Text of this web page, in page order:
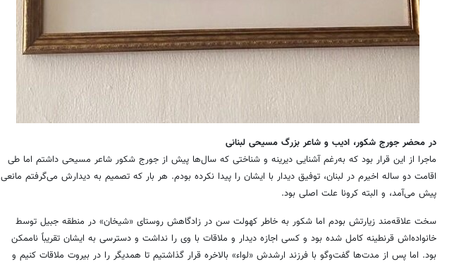
در محضر جورج شکور، ادیب و شاعر بزرگ مسیحی لبنانی
ماجرا از این قرار بود که به‌رغم آشنایی دیرینه و شناختی که سال‌ها پیش از جورج شکور شاعر مسیحی داشتم اما طی
اقامت دو ساله اخیرم در لبنان، توفیق دیدار با ایشان را پیدا نکرده بودم. هر بار که تصمیم به دیدارش می‌گرفتم مانعی
پیش می‌آمد، و البته کرونا علت اصلی بود.
سخت علاقه‌مند زیارتش بودم اما شکور به خاطر کهولت سن در زادگاهش روستای «شیخان» در منطقه جبیل توسط
خانواده‌اش قرنطینه کامل شده بود و کسی اجازه دیدار و ملاقات با وی را نداشت و دسترسی به ایشان تقریباً ناممکن
بود. اما پس از مدت‌ها گفت‌وگو با فرزند ارشدش «لواء» بالاخره قرار گذاشتیم تا همدیگر را در بیروت ملاقات کنیم و